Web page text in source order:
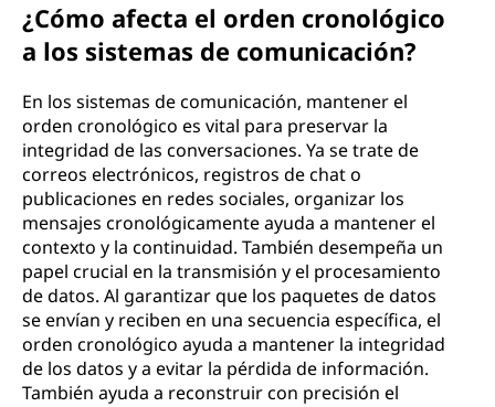
¿Cómo afecta el orden cronológico
a los sistemas de comunicación?
En los sistemas de comunicación, mantener el
orden cronológico es vital para preservar la
integridad de las conversaciones. Ya se trate de
correos electrónicos, registros de chat o
publicaciones en redes sociales, organizar los
mensajes cronológicamente ayuda a mantener el
contexto y la continuidad. También desempeña un
papel crucial en la transmisión y el procesamiento
de datos. Al garantizar que los paquetes de datos
se envían y reciben en una secuencia específica, el
orden cronológico ayuda a mantener la integridad
de los datos y a evitar la pérdida de información.
También ayuda a reconstruir con precisión el